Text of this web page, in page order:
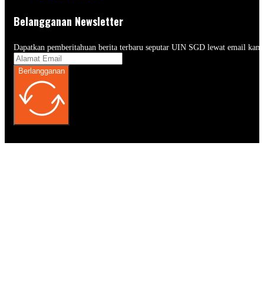
Belangganan Newsletter
Dapatkan pemberitahuan berita terbaru seputar UIN SGD lewat email
Berlangganan